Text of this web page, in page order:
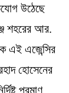
উঠেছে
শহরের আর.
এই এজেন্সির
হোসেনের
প্রমাণ